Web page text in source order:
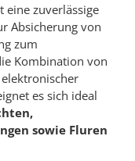
eine zuverlässige
Absicherung von
zum
Kombination von
es sich ideal
sowie Fluren